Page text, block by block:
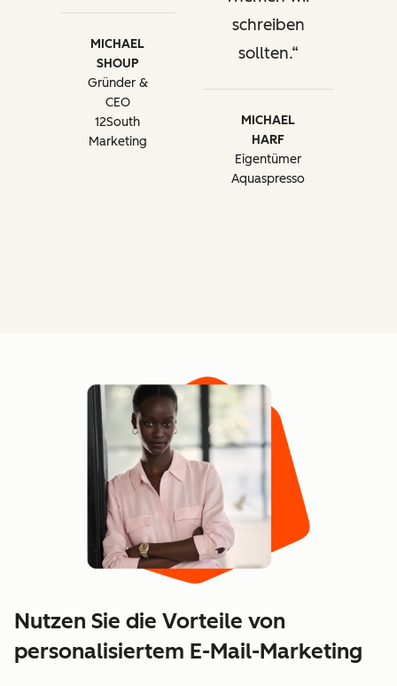
MICHAEL
SHOUP
Gründer &
CEO
12South
Marketing
schreiben
sollten.
MICHAEL
HARF
Eigentümer
Aquaspresso
Nutzen Sie die Vorteile von
personalisiertem E-Mail-Marketing